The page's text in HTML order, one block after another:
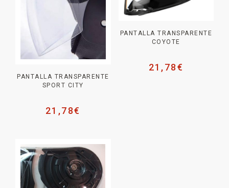
PANTALLA TRANSPARENTE
SPORT CITY
21,78€
PANTALLA TRANSPARENTE
COYOTE
21,78€